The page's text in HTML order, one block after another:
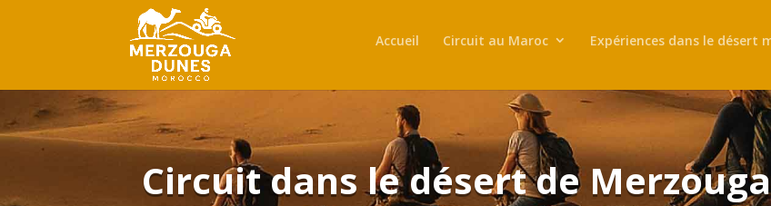
Accueil Circuit au Maroc Expériences dans le désert
Circuit dans le désert de